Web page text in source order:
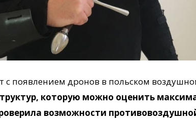
появлением дронов в польском
которую можно оценить
возможности